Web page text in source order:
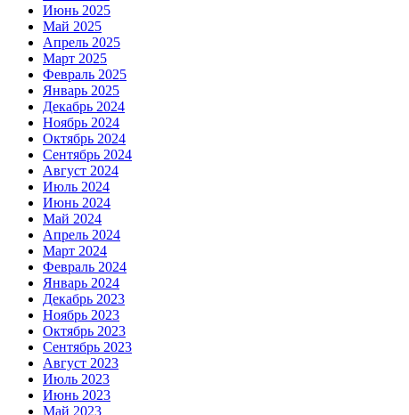
Июнь 2025
Май 2025
Апрель 2025
Март 2025
Февраль 2025
Январь 2025
Декабрь 2024
Ноябрь 2024
Октябрь 2024
Сентябрь 2024
Август 2024
Июль 2024
Июнь 2024
Май 2024
Апрель 2024
Март 2024
Февраль 2024
Январь 2024
Декабрь 2023
Ноябрь 2023
Октябрь 2023
Сентябрь 2023
Август 2023
Июль 2023
Июнь 2023
Май 2023